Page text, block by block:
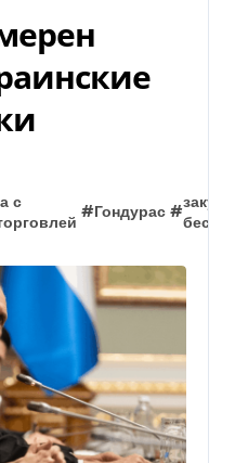
с
# Гондурас #